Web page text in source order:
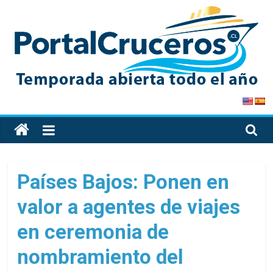
content
PortalCruceros
Toda
la
de
cruceros
en
solo
Países Bajos: Ponen en
valor a agentes de viajes
en ceremonia de
nombramiento del